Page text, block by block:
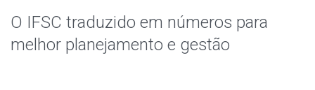
6- Receitas e Despesas
O IFSC traduzido em números para
melhor planejamento e gestão